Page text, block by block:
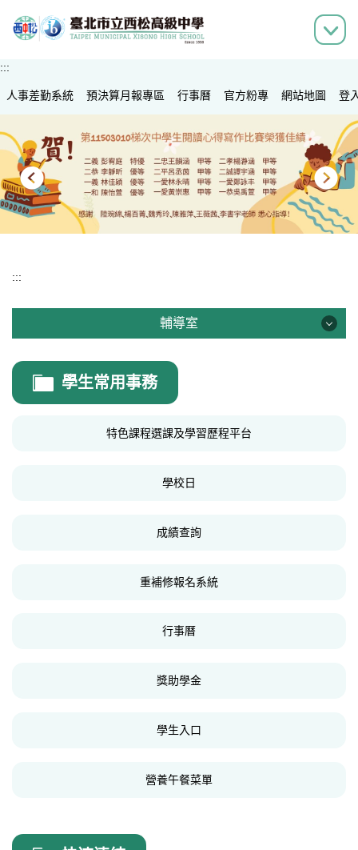
到
容
區
:::
人事差勤系統 預決算月報專區 行事曆 官方粉專 網站地圖 登
:::
輔導室
輔導室
學生常用事務
特色課程選課及學習歷程平台
學校日
成績查詢
重補修報名系統
行事曆
獎助學金
學生入口
營養午餐菜單